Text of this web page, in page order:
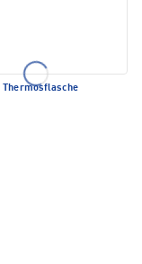
Thermosflasche